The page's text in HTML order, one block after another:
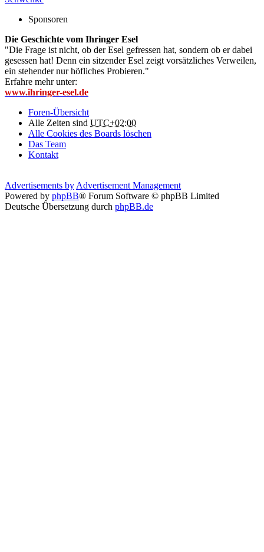
Sponsoren
Die Geschichte vom Ihringer Esel
"Die Frage ist nicht, ob der Esel gefressen hat, sondern ob er dabei
gesessen hat! Denn ein sitzender Esel zeigt vorsätzliches Verweilen,
ein stehender nur höfliches Probieren."
Erfahre mehr unter:
www.ihringer-esel.de
Foren-Übersicht
Alle Zeiten sind UTC+02:00
Alle Cookies des Boards löschen
Das Team
Kontakt
Advertisements by Advertisement Management
Powered by phpBB® Forum Software © phpBB Limited
Deutsche Übersetzung durch phpBB.de